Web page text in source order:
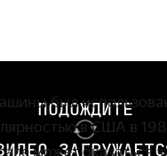
ПОДОЖДИТЕ
был
в США в
может оказаться